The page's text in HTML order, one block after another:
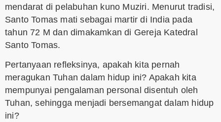
mendarat di pelabuhan kuno Muziri. Menurut tradisi,
Santo Tomas mati sebagai martir di India pada
tahun 72 M dan dimakamkan di Gereja Katedral
Santo Tomas.
Pertanyaan refleksinya, apakah kita pernah
meragukan Tuhan dalam hidup ini? Apakah kita
mempunyai pengalaman personal disentuh oleh
Tuhan, sehingga menjadi bersemangat dalam hidup
ini?